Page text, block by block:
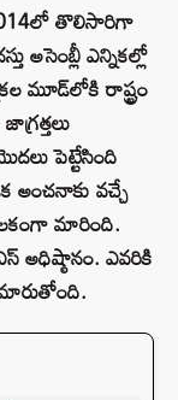
తొలిసారిగా
అసెంబ్లీ ఎన్నికల్లో
మూడ్‌లోకి రాష్ట్రం
పెట్టేసింది
అంచనాకు వచ్చే
మారింది.
అధిష్ఠానం. ఎవరికి
మారుతోంది.